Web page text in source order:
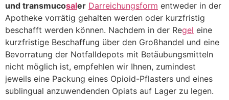
und transmucosaler Darreichungsform entweder in der
Apotheke vorrätig gehalten werden oder kurzfristig
beschafft werden können. Nachdem in der Regel eine
kurzfristige Beschaffung über den Großhandel und eine
Bevorratung der Notfalldepots mit Betäubungsmitteln
nicht möglich ist, empfehlen wir Ihnen, zumindest
jeweils eine Packung eines Opioid-Pflasters und eines
sublingual anzuwendenden Opiats auf Lager zu legen.